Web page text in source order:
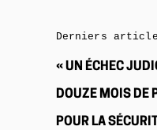
Derniers
« UN ÉCHEC
DOUZE MOIS DE
POUR LA